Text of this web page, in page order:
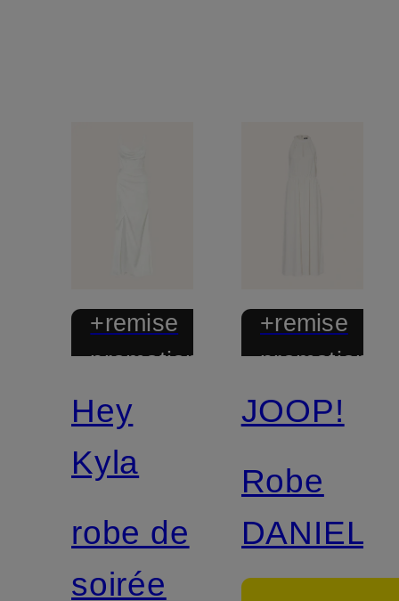
+remise
promotionnelle
Hey
Kyla
robe de
soirée
+remise
JOOP!
Robe
DANIELA